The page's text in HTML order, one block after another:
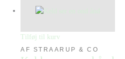
Tilføj til kurv
AF STRAARUP & CO